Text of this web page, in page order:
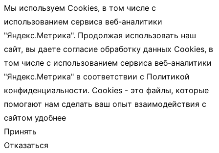
Мы используем Cookies, в том числе с
использованием сервиса веб-аналитики
"Яндекс.Метрика". Продолжая использовать наш
сайт, вы даете согласие обработку данных Cookies, в
том числе с использованием сервиса веб-аналитики
"Яндекс.Метрика" в соответствии с Политикой
конфиденциальности. Cookies - это файлы, которые
помогают нам сделать ваш опыт взаимодействия с
сайтом удобнее
Принять
Отказаться